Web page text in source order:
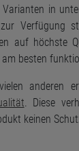
in
Verfügung
auf höchste
besten
anderen
. Diese
keinen